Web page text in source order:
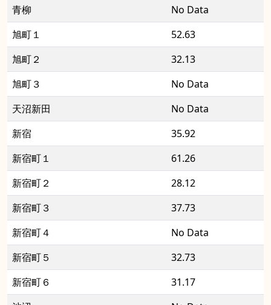
青柳
No Data
旭町１
52.63
旭町２
32.13
旭町３
No Data
天沼新田
No Data
新宿
35.92
新宿町１
61.26
新宿町２
28.12
新宿町３
37.73
新宿町４
No Data
新宿町５
32.73
新宿町６
31.17